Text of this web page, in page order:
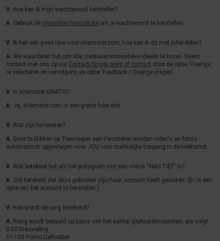
V. Hoe kan ik mijn wachtwoord herstellen?
A. Gebruik de xHamster hersteltool om je wachtwoord te herstellen.
V. Ik heb een goed idee voor xHamster.com, hoe kan ik dit met jullie delen?
A. We waarderen het om alle creatieve/innovatieve ideeën te horen. Neem
contact met ons op via Contact/Single point of contact door de optie 'Overige'
te selecteren en vervolgens de optie 'Feedback / Overige vragen'.
V. Is xHamster GRATIS?
A. Ja, xHamster.com is een gratis tube-site.
V. Wat zijn favorieten?
A. Door te klikken op Toevoegen aan Favorieten worden video's en foto's
automatisch opgeslagen voor JOU voor makkelijke toegang in de toekomst.
V. Wat betekent het als het pictogram van een vriend "INACTIEF" is?
A. Dat betekent dat deze gebruiker zijn/haar account heeft gesloten. (Er is een
optie om het account te herstellen.)
V. Hoe wordt de rang berekend?
A. Rang wordt bepaald op basis van het aantal geplaatste reacties, als volgt:
0-50 Nieuweling
51-150 Porno Liefhebber